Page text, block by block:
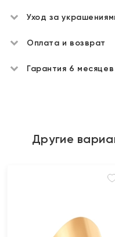
Уход за
Оплата и возврат
Гарантия 6 месяцев
Другие